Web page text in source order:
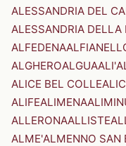
ALESSANDRIA DEL
ALESSANDRIA DELLA
ALFEDENA
ALGHEROALGUAALI'
ALICE BEL COLLE
ALIFEALIMENA
ALLERONAALLISTE
ALME'ALMENNO SAN